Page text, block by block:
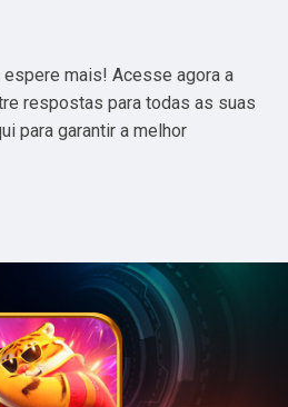
espere mais! Acesse agora a
respostas para todas as suas
para garantir a melhor